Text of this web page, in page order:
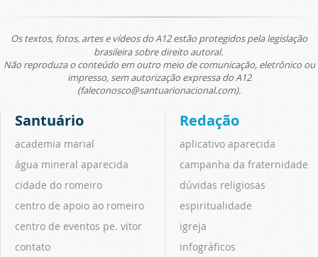
Os textos, fotos, artes e vídeos do A12 estão protegidos pela legislação
brasileira sobre direito autoral.
Não reproduza o conteúdo em outro meio de comunicação, eletrônico ou
impresso, sem autorização expressa do A12
(faleconosco@santuarionacional.com).
Santuário
academia marial
água mineral aparecida
cidade do romeiro
centro de apoio ao romeiro
centro de eventos pe. vitor
contato
Redação
aplicativo aparecida
campanha da fraternidade
dúvidas religiosas
espiritualidade
igreja
infográficos